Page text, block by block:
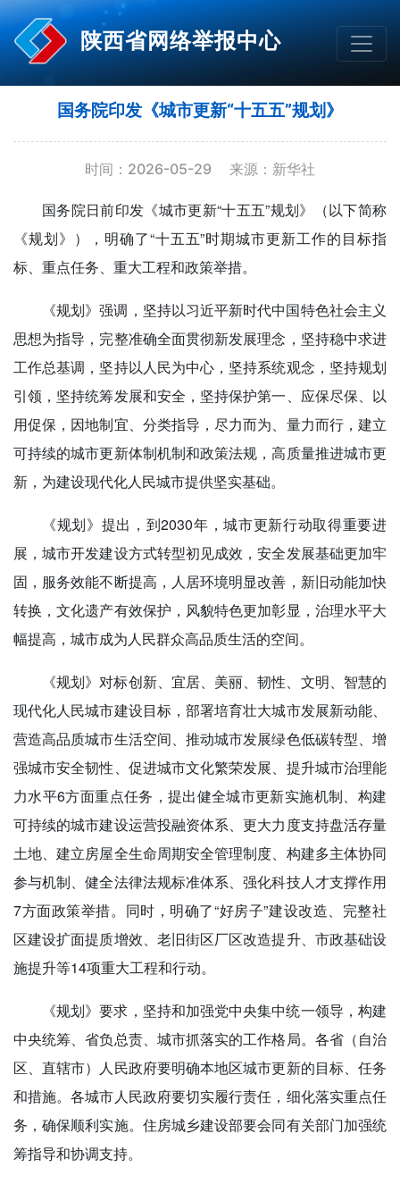
陕西省网络举报中心
国务院印发《城市更新“十五五”规划》
时间：2026-05-29 来源：新华社
国务院日前印发《城市更新“十五五”规划》（以下简称
《规划》），明确了“十五五”时期城市更新工作的目标指
标、重点任务、重大工程和政策举措。
《规划》强调，坚持以习近平新时代中国特色社会主义
思想为指导，完整准确全面贯彻新发展理念，坚持稳中求进
工作总基调，坚持以人民为中心，坚持系统观念，坚持规划
引领，坚持统筹发展和安全，坚持保护第一、应保尽保、以
用促保，因地制宜、分类指导，尽力而为、量力而行，建立
可持续的城市更新体制机制和政策法规，高质量推进城市更
新，为建设现代化人民城市提供坚实基础。
《规划》提出，到2030年，城市更新行动取得重要进
展，城市开发建设方式转型初见成效，安全发展基础更加牢
固，服务效能不断提高，人居环境明显改善，新旧动能加快
转换，文化遗产有效保护，风貌特色更加彰显，治理水平大
幅提高，城市成为人民群众高品质生活的空间。
《规划》对标创新、宜居、美丽、韧性、文明、智慧的
现代化人民城市建设目标，部署培育壮大城市发展新动能、
营造高品质城市生活空间、推动城市发展绿色低碳转型、增
强城市安全韧性、促进城市文化繁荣发展、提升城市治理能
力水平6方面重点任务，提出健全城市更新实施机制、构建
可持续的城市建设运营投融资体系、更大力度支持盘活存量
土地、建立房屋全生命周期安全管理制度、构建多主体协同
参与机制、健全法律法规标准体系、强化科技人才支撑作用
7方面政策举措。同时，明确了“好房子”建设改造、完整社
区建设扩面提质增效、老旧街区厂区改造提升、市政基础设
施提升等14项重大工程和行动。
《规划》要求，坚持和加强党中央集中统一领导，构建
中央统筹、省负总责、城市抓落实的工作格局。各省（自治
区、直辖市）人民政府要明确本地区城市更新的目标、任务
和措施。各城市人民政府要切实履行责任，细化落实重点任
务，确保顺利实施。住房城乡建设部要会同有关部门加强统
筹指导和协调支持。